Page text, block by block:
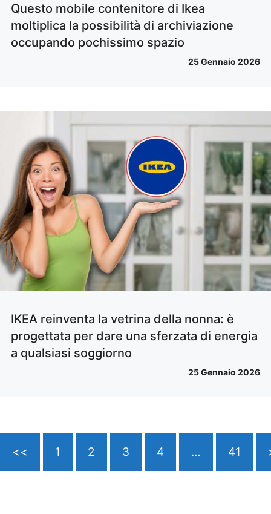
Questo mobile contenitore di Ikea
moltiplica la possibilità di archiviazione
occupando pochissimo spazio
25 Gennaio 2026
IKEA reinventa la vetrina della nonna: è
progettata per dare una sferzata di energia
a qualsiasi soggiorno
25 Gennaio 2026
<< 1 2 3 4 … 41